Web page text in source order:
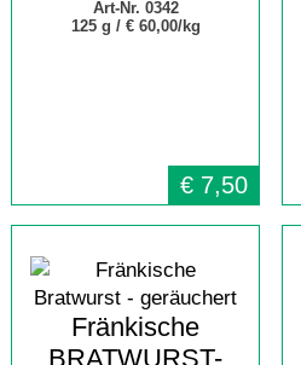
Art-Nr. 0342
125 g / € 60,00/kg
€ 7,50
Fränkische
BRATWURST-